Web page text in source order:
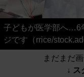
子どもが医学部へ
ジです（rrice/
まだまだ
↓ ス